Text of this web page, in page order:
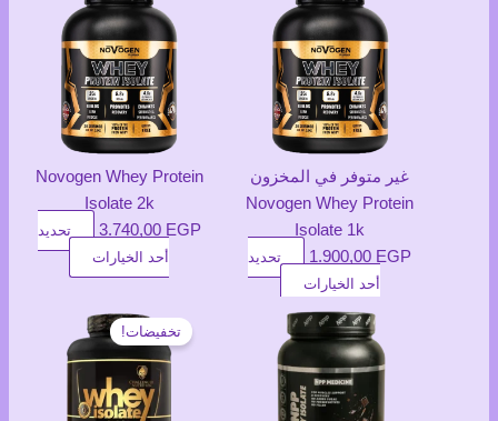
غير متوفر في المخزون
Novogen Whey Protein
Isolate 1k
1.900,00 EGP
تحديد
أحد الخيارات
هناك
الأشكال
المختلفة
لهذا
Novogen Whey Protein
Isolate 2k
3.740,00 EGP
تحديد
أحد الخيارات
هناك
العديد
المختلفة
المنتج.
تخفيضات!